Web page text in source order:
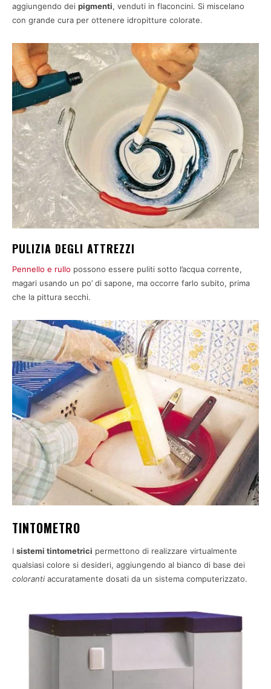
aggiungendo dei pigmenti, venduti in flaconcini. Si miscelano
con grande cura per ottenere idropitture colorate.
PULIZIA DEGLI ATTREZZI
Pennello e rullo possono essere puliti sotto l’acqua corrente,
magari usando un po’ di sapone, ma occorre farlo subito, prima
che la pittura secchi.
TINTOMETRO
I sistemi tintometrici permettono di realizzare virtualmente
qualsiasi colore si desideri, aggiungendo al bianco di base dei
coloranti accuratamente dosati da un sistema computerizzato.